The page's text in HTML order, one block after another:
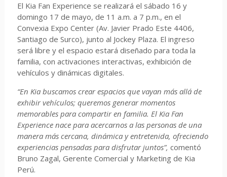
El Kia Fan Experience se realizará el sábado 16 y
domingo 17 de mayo, de 11 a.m. a 7 p.m., en el
Convexia Expo Center (Av. Javier Prado Este 4406,
Santiago de Surco), junto al Jockey Plaza. El ingreso
será libre y el espacio estará diseñado para toda la
familia, con activaciones interactivas, exhibición de
vehículos y dinámicas digitales.
“En Kia buscamos crear espacios que vayan más allá de
exhibir vehículos; queremos generar momentos
memorables para compartir en familia. El Kia Fan
Experience nace para acercarnos a las personas de una
manera más cercana, dinámica y entretenida, ofreciendo
experiencias pensadas para disfrutar juntos”, comentó
Bruno Zagal, Gerente Comercial y Marketing de Kia
Perú.